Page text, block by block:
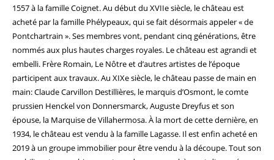
1557 à la famille Coignet. Au début du XVIIe siècle, le château est
acheté par la famille Phélypeaux, qui se fait désormais appeler « de
Pontchartrain ». Ses membres vont, pendant cinq générations, être
nommés aux plus hautes charges royales. Le château est agrandi et
embelli. Frère Romain, Le Nôtre et d’autres artistes de l’époque
participent aux travaux. Au XIXe siècle, le château passe de main en
main: Claude Carvillon Destillières, le marquis d’Osmont, le comte
prussien Henckel von Donnersmarck, Auguste Dreyfus et son
épouse, la Marquise de Villahermosa. À la mort de cette dernière, en
1934, le château est vendu à la famille Lagasse. Il est enfin acheté en
2019 à un groupe immobilier pour être vendu à la découpe. Tout son